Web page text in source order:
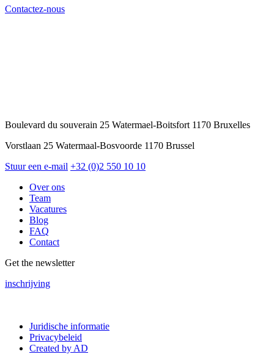
Contactez-nous
Boulevard du souverain 25 Watermael-Boitsfort 1170 Bruxelles
Vorstlaan 25 Watermaal-Bosvoorde 1170 Brussel
Stuur een e-mail +32 (0)2 550 10 10
Over ons
Team
Vacatures
Blog
FAQ
Contact
Get the newsletter
inschrijving
Juridische informatie
Privacybeleid
Created by AD